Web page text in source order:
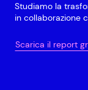
Studiamo la
in collaborazione
Scarica il report